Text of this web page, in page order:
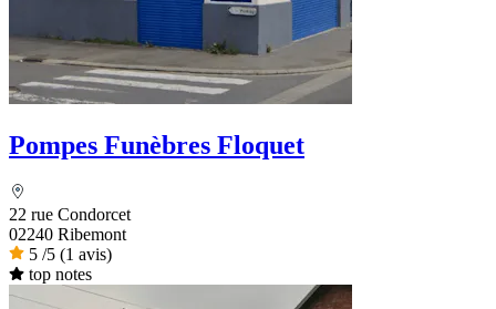
Pompes Funèbres Floquet
22 rue Condorcet
02240 Ribemont
5 /5 (1 avis)
top notes